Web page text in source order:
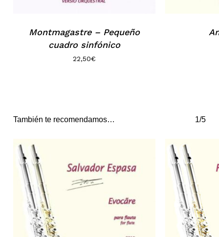
Montmagastre – Pequeño
cuadro sinfónico
22,50€
También te recomendamos… 1/5